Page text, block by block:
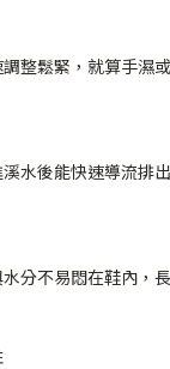
整鬆緊，就算手濕
水後能快速導流排
分不易悶在鞋內，